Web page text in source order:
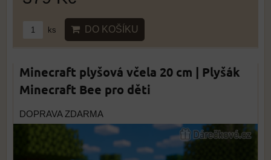
ks DO KOŠÍKU
Minecraft plyšová včela 20 cm | Plyšák
Minecraft Bee pro děti
DOPRAVA ZDARMA